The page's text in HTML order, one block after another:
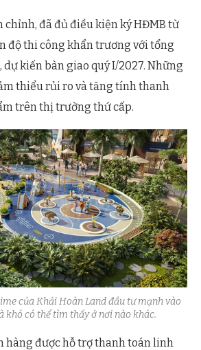
chỉnh, đã đủ điều kiện ký HĐMB từ
độ thi công khẩn trương với tổng
dự kiến bàn giao quý I/2027. Những
thiểu rủi ro và tăng tính thanh
trên thị trường thứ cấp.
của Khải Hoàn Land đầu tư mạnh vào
khó có thể tìm thấy ở nơi nào khác.
hàng được hỗ trợ thanh toán linh